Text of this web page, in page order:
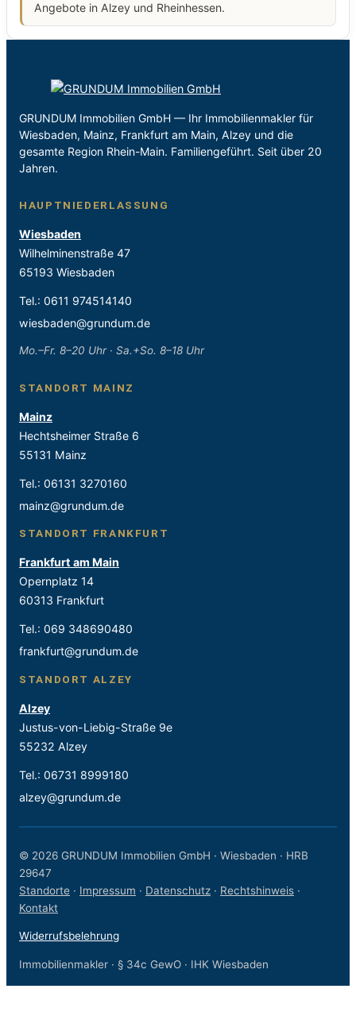
Angebote in Alzey und Rheinhessen.
GRUNDUM Immobilien GmbH — Ihr Immobilienmakler für
Wiesbaden, Mainz, Frankfurt am Main, Alzey und die
gesamte Region Rhein-Main. Familiengeführt. Seit über 20
Jahren.
HAUPTNIEDERLASSUNG
Wiesbaden
Wilhelminenstraße 47
65193 Wiesbaden
Tel.: 0611 974514140
wiesbaden@grundum.de
Mo.–Fr. 8–20 Uhr · Sa.+So. 8–18 Uhr
STANDORT MAINZ
Mainz
Hechtsheimer Straße 6
55131 Mainz
Tel.: 06131 3270160
mainz@grundum.de
STANDORT FRANKFURT
Frankfurt am Main
Opernplatz 14
60313 Frankfurt
Tel.: 069 348690480
frankfurt@grundum.de
STANDORT ALZEY
Alzey
Justus-von-Liebig-Straße 9e
55232 Alzey
Tel.: 06731 8999180
alzey@grundum.de
© 2026 GRUNDUM Immobilien GmbH · Wiesbaden · HRB
29647
Standorte · Impressum · Datenschutz · Rechtshinweis ·
Kontakt
Widerrufsbelehrung
Immobilienmakler · § 34c GewO · IHK Wiesbaden